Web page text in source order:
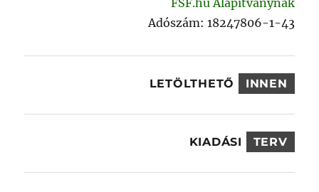
Adószám: 18247806-1-43
LETÖLTHETŐ INNEN
KIADÁSI TERV